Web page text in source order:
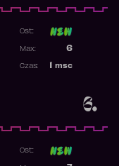
6.
Ost:
6
Max:
msc
Czas:
Ost: